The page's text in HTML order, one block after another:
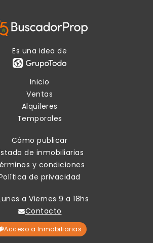
Es una idea de
Inicio
Ventas
Alquileres
Temporales
Cómo publicar
de inmobiliarias
y condiciones
de privacidad
a Viernes 9 a 18hs
Contacto
Acceso a Inmobiliarias